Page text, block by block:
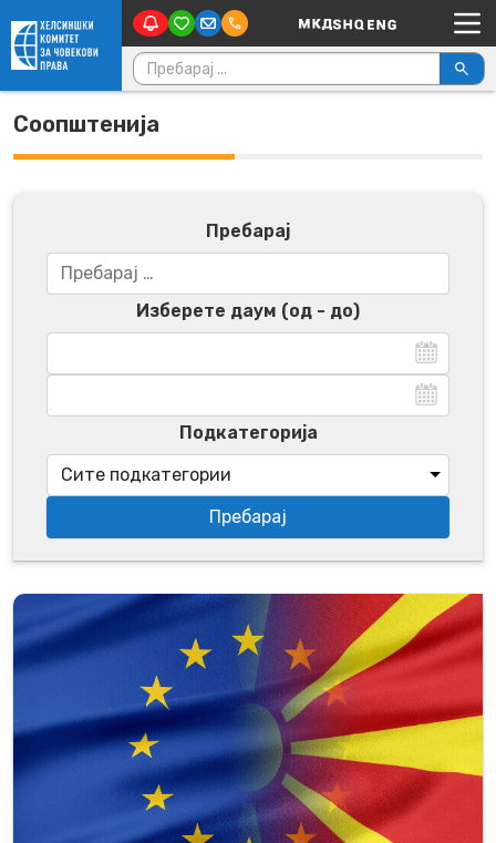
Skip to content Main Navigation
Пребарувај за:
Соопштенија
Пребарај
Изберете даум (од - до)
Подкатегорија